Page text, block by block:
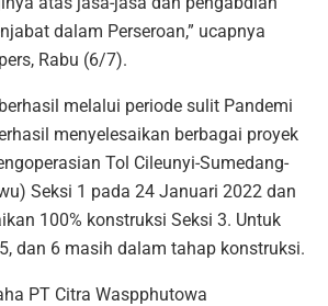
dalam Perseroan,” ucapnya
Rabu (6/7).
melalui periode sulit Pandemi
menyelesaikan berbagai proyek
Tol Cileunyi-Sumedang-
Seksi 1 pada 24 Januari 2022 dan
100% konstruksi Seksi 3. Untuk
dan 6 masih dalam tahap konstruksi.
PT Citra Waspphutowa